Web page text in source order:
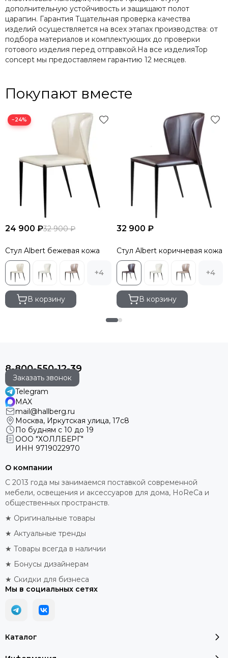
дополнительную устойчивость и защищают полот
царапин. Гарантия Тщательная проверка качества
изделий осуществляется на всех этапах производства: от
подбора материалов и комплектующих до проверки
готового изделия перед отправкой.На все изделияTop
concept мы предоставляем гарантию 12 месяцев.
Покупают вместе
−24%
24 900 ₽32 900 ₽
Стул Albert бежевая кожа
+4
В корзину
32 900 ₽
Стул Albert коричневая кожа
+4
В корзину
8-800-550-12-39
Заказать звонок
Telegram
MAX
mail@hallberg.ru
Москва, Иркутская улица, 17с8
По будням с 10 до 19
ООО "ХОЛЛБЕРГ"
ИНН 9719022970
Каталог
О компании
С 2013 года мы занимаемся поставкой современной
мебели, освещения и аксессуаров для дома, HoReCa и
общественных пространств.
★ Оригинальные товары
★ Актуальные тренды
★ Товары всегда в наличии
★ Бонусы дизайнерам
★ Скидки для бизнеса
Мы в социальных сетях